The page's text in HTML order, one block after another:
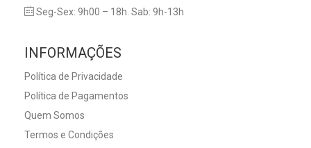
Seg-Sex: 9h00 – 18h. Sab: 9h-13h
INFORMAÇÕES
Política de Privacidade
Política de Pagamentos
Quem Somos
Termos e Condições